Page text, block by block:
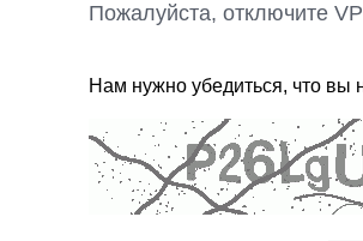
Пожалуйста, отключите
Нам нужно убедиться, что вы